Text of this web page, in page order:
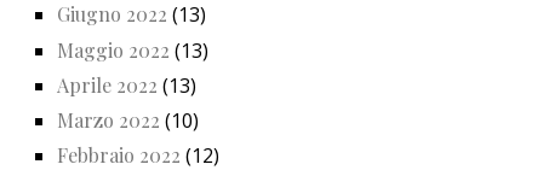
Giugno 2022 (13)
Maggio 2022 (13)
Aprile 2022 (13)
Marzo 2022 (10)
Febbraio 2022 (12)